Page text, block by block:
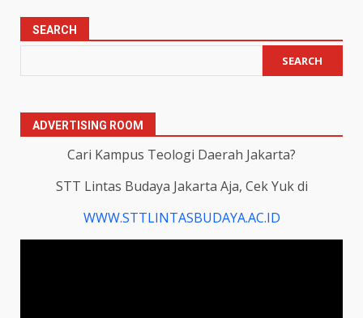
SEARCH
SEARCH
ADVERTISING ROOM
Cari Kampus Teologi Daerah Jakarta?
STT Lintas Budaya Jakarta Aja, Cek Yuk di
WWW.STTLINTASBUDAYA.AC.ID